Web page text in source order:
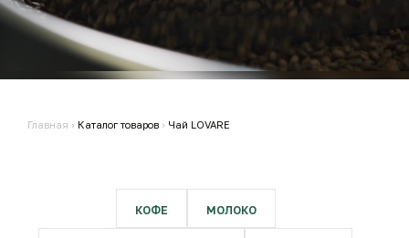
Главная › Каталог товаров › Чай LOVARE
КОФЕ МОЛОКО